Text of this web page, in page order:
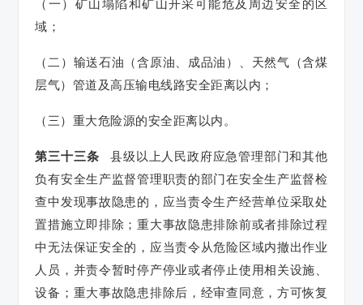
（一）矿山塌陷和矿山开采可能危及周边安全的区
域；
（二）输送石油（含原油、成品油）、天然气（含煤
层气）管道及高压输电线路安全距离以内；
（三）重大危险源的安全距离以内。
第三十三条 县级以上人民政府应急管理部门和其他
负有安全生产监督管理职责的部门在安全生产监督检
查中发现事故隐患的，应当责令生产经营单位采取处
置措施立即排除；重大事故隐患排除前或者排除过程
中无法保证安全的，应当责令从危险区域内撤出作业
人员，并责令暂时停产停业或者停止使用相关设施、
设备；重大事故隐患排除后，经审查同意，方可恢复